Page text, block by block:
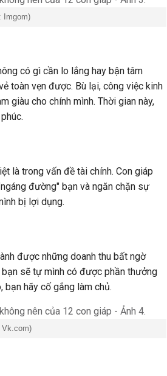
Imgom)
có gì cần lo lắng hay bận tâm
toàn vẹn được. Bù lại, công việc kinh
giàu cho chính mình. Thời gian này,
là trong vấn đề tài chính. Con giáp
đường" bạn và ngăn chặn sự
bị lợi dụng.
được những doanh thu bất ngờ
sẽ tự mình có được phần thưởng
bạn hãy cố gắng làm chủ.
Vk.com)